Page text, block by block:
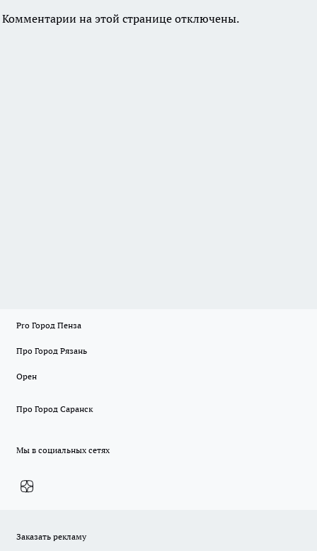
Комментарии на этой странице отключены.
Pro Город Пенза
Про Город Рязань
Орен
Про Город Саранск
Мы в социальных сетях
Заказать рекламу